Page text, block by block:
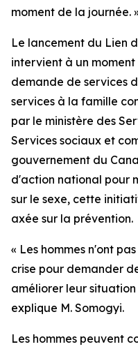
moment de la journée.
Le lancement du Lien
intervient à un
demande de services
services à la famille
par le ministère des
Services sociaux et
gouvernement du
d'action national pour
sur le sexe, cette
axée sur la prévention.
« Les hommes n'ont
crise pour demander
améliorer leur
explique M. Somogyi.
Les hommes peuvent